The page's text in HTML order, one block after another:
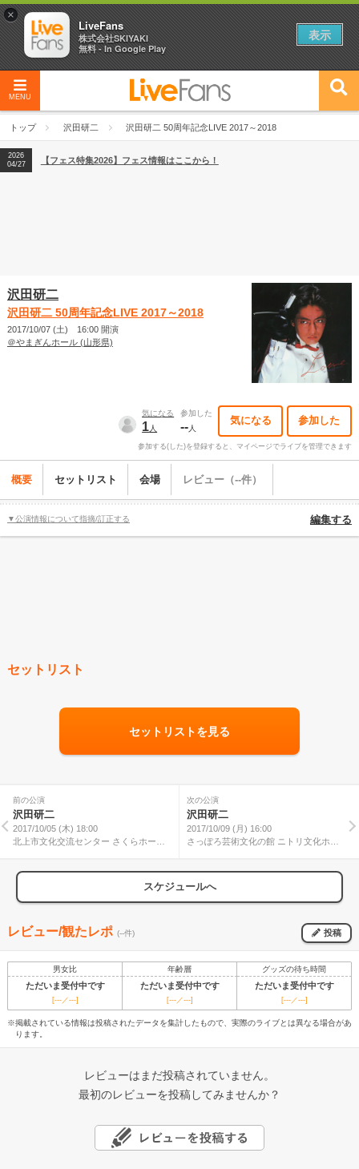
MENU
トップ 沢田研二 沢田研二 50周年記念LIVE 2017～2018
2026
04/27
2026
【ライブ動員ランキング】2026年上半期編発表！
2026
04/27
【フェス特集2026】フェス情報はここから！
沢田研二
沢田研二 50周年記念LIVE 2017～2018
2017/10/07 (土) 16:00 開演
＠やまぎんホール (山形県)
気になる
1人
参加した
--人
気になる 参加した
参加する(した)を登録すると、マイページでライブを管理できます
概要 セットリスト 会場 レビュー（--件）
▼公演情報について指摘/訂正する 編集する
セットリスト
セットリストを見る
前の公演
沢田研二
2017/10/05 (木) 18:00
北上市文化交流センター さくらホール
次の公演
沢田研二
2017/10/09 (月) 16:00
さっぽろ芸術文化の館 ニトリ文化ホー
スケジュールへ
レビュー/観たレポ (--件) 投稿
男女比 年齢層 グッズの待ち時間
ただいま受付中です ただいま受付中です ただいま受付中です
[---／---] [---／---] [---／---]
※掲載されている情報は投稿されたデータを集計したもので、実際のライブとは異なる場合があ
ります。
レビューはまだ投稿されていません。
最初のレビューを投稿してみませんか？
×
LiveFans
株式会社SKIYAKI
無料 - In Google Play
表示